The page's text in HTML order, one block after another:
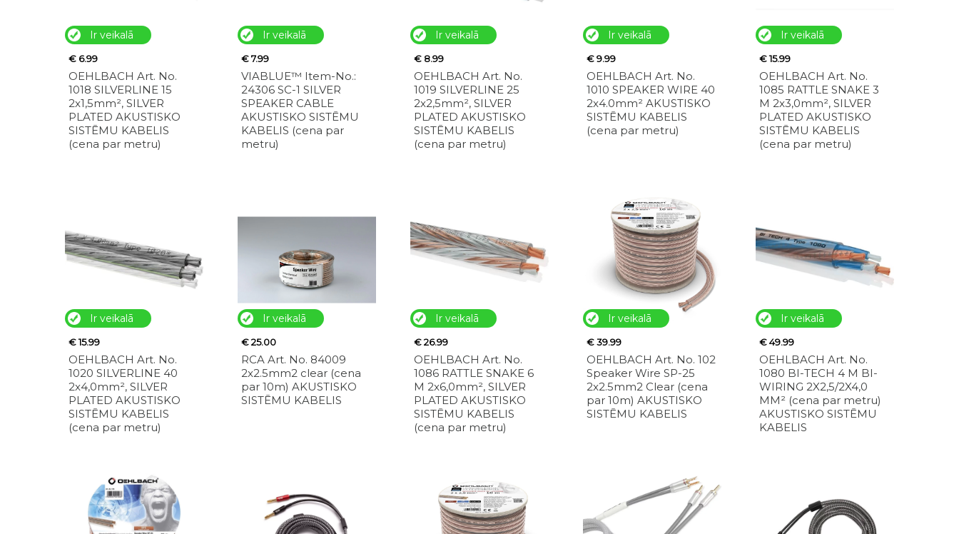
Ir veikalā
€ 6.99
OEHLBACH Art. No.
1018 SILVERLINE 15
2x1,5mm², SILVER
PLATED AKUSTISKO
SISTĒMU KABELIS
(cena par metru)
Ir veikalā
€ 7.99
VIABLUE™ Item-No.:
24306 SC-1 SILVER
SPEAKER CABLE
AKUSTISKO SISTĒMU
KABELIS (cena par
metru)
Ir veikalā
€ 8.99
OEHLBACH Art. No.
1019 SILVERLINE 25
2x2,5mm², SILVER
PLATED AKUSTISKO
SISTĒMU KABELIS
(cena par metru)
Ir veikalā
€ 9.99
OEHLBACH Art. No.
1010 SPEAKER WIRE 40
2x4.0mm² AKUSTISKO
SISTĒMU KABELIS
(cena par metru)
Ir veikalā
€ 15.99
OEHLBACH Art. No.
1085 RATTLE SNAKE 3
M 2x3,0mm², SILVER
PLATED AKUSTISKO
SISTĒMU KABELIS
(cena par metru)
Ir veikalā
€ 15.99
OEHLBACH Art. No.
1020 SILVERLINE 40
2x4,0mm², SILVER
PLATED AKUSTISKO
SISTĒMU KABELIS
(cena par metru)
Ir veikalā
€ 25.00
RCA Art. No. 84009
2x2.5mm2 clear (cena
par 10m) AKUSTISKO
SISTĒMU KABELIS
Ir veikalā
€ 26.99
OEHLBACH Art. No.
1086 RATTLE SNAKE 6
M 2x6,0mm², SILVER
PLATED AKUSTISKO
SISTĒMU KABELIS
(cena par metru)
Ir veikalā
€ 39.99
OEHLBACH Art. No. 102
Speaker Wire SP-25
2x2.5mm2 Clear (cena
par 10m) AKUSTISKO
SISTĒMU KABELIS
Ir veikalā
€ 49.99
OEHLBACH Art. No.
1080 BI-TECH 4 M BI-
WIRING 2X2,5/2X4,0
MM² (cena par metru)
AKUSTISKO SISTĒMU
KABELIS